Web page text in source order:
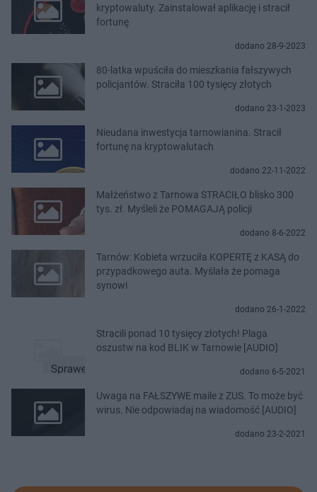
kryptowaluty. Zainstalował aplikację i stracił
fortunę
dodano 28-9-2023
80-latka wpuściła do mieszkania fałszywych
policjantów. Straciła 100 tysięcy złotych
dodano 23-1-2023
Nieudana inwestycja tarnowianina. Stracił
fortunę na kryptowalutach
dodano 22-11-2022
Małżeństwo z Tarnowa STRACIŁO blisko 300
tys. zł. Myśleli że POMAGAJĄ policji
dodano 8-6-2022
Tarnów: Kobieta wrzuciła KOPERTĘ z KASĄ do
przypadkowego auta. Myślała że pomaga
synowi
dodano 26-1-2022
Stracili ponad 10 tysięcy złotych! Plaga
oszustw na kod BLIK w Tarnowie [AUDIO]
dodano 6-5-2021
Uwaga na FAŁSZYWE maile z ZUS. To może być
wirus. Nie odpowiadaj na wiadomość [AUDIO]
dodano 23-2-2021